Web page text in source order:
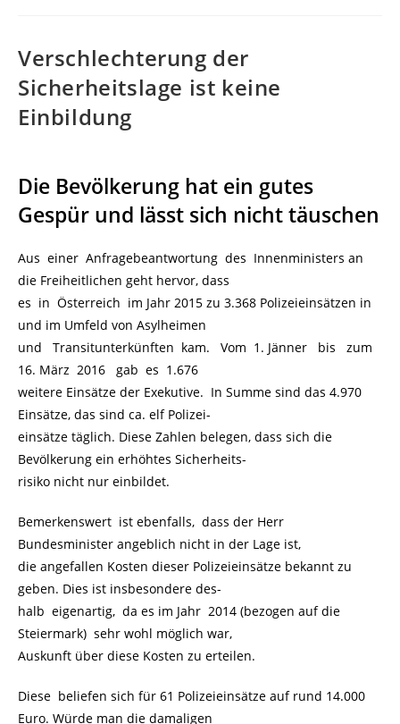
Verschlechterung der
Sicherheitslage ist keine
Einbildung
Die Bevölkerung hat ein gutes
Gespür und lässt sich nicht täuschen
Aus einer Anfragebeantwortung des Innenministers an
die Freiheitlichen geht hervor, dass
es in Österreich im Jahr 2015 zu 3.368 Polizeieinsätzen in
und im Umfeld von Asylheimen
und Transitunterkünften kam. Vom 1. Jänner bis zum
16. März 2016 gab es 1.676
weitere Einsätze der Exekutive. In Summe sind das 4.970
Einsätze, das sind ca. elf Polizei-
einsätze täglich. Diese Zahlen belegen, dass sich die
Bevölkerung ein erhöhtes Sicherheits-
risiko nicht nur einbildet.
Bemerkenswert ist ebenfalls, dass der Herr
Bundesminister angeblich nicht in der Lage ist,
die angefallen Kosten dieser Polizeieinsätze bekannt zu
geben. Dies ist insbesondere des-
halb eigenartig, da es im Jahr 2014 (bezogen auf die
Steiermark) sehr wohl möglich war,
Auskunft über diese Kosten zu erteilen.
Diese beliefen sich für 61 Polizeieinsätze auf rund 14.000
Euro. Würde man die damaligen